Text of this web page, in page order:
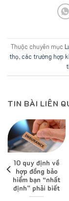
Thuộc chuyên mục
thọ,các trường hợp
TIN BÀI LIÊN
10 quy định về
hợp đồng bảo
hiểm bạn “nhất
định” phải biết